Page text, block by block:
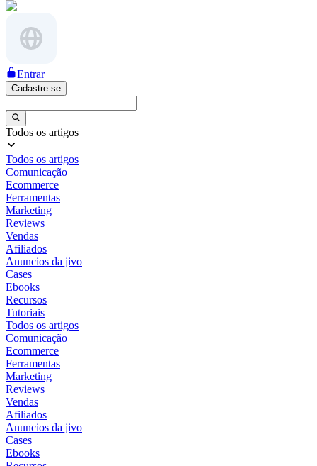
Entrar
Cadastre-se
Todos os artigos
Todos os artigos
Comunicação
Ecommerce
Ferramentas
Marketing
Reviews
Vendas
Afiliados
Anuncios da jivo
Cases
Ebooks
Recursos
Tutoriais
Todos os artigos
Comunicação
Ecommerce
Ferramentas
Marketing
Reviews
Vendas
Afiliados
Anuncios da jivo
Cases
Ebooks